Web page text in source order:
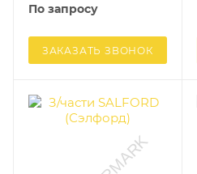
По запросу
ЗАКАЗАТЬ ЗВОНОК